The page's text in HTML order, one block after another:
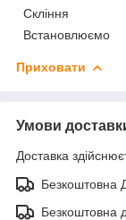
Скління
Встановлюємо
Приховати
Умови
Доставка
Безкоштовна
Безкоштовна